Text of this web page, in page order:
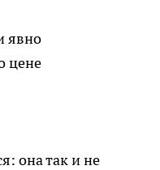
явно
цене
она так и не